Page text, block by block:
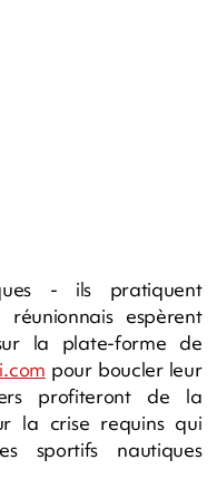
- ils pratiquent
espèrent
la plate-forme de
pour boucler leur
profiteront de la
la crise requins qui
sportifs nautiques